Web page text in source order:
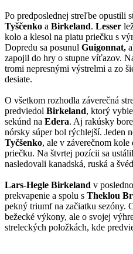
Po predposlednej streľbe opustili
Tyščenko a Birkeland. Lesser
kolo a klesol na piatu priečku s
Dopredu sa posunul Guigonnat,
zapojil do hry o stupne víťazov.
tromi nepresnými výstrelmi a zo
desiate.
O všetkom rozhodla záverečná
predviedol Birkeland, ktorý
sekúnd na Edera. Aj rakúsky
nórsky súper bol rýchlejší. Jeden
Tyčšenko, ale v záverečnom
priečku. Na štvrtej pozícii sa
nasledovali kanadská, ruská a
Lars-Hegle Birkeland v
prekvapenie a spolu s Theklou
pekný triumf na začiatku sezóny.
bežecké výkony, ale o svojej
streleckých položkách, kde